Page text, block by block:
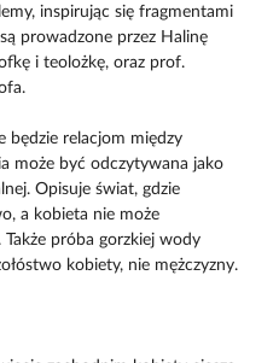
inspirując się fragmentami
prowadzone przez Halinę
i teolożkę, oraz prof.
będzie relacjom między
może być odczytywana jako
Opisuje świat, gdzie
a kobieta nie może
próba gorzkiej wody
kobiety, nie mężczyzny.